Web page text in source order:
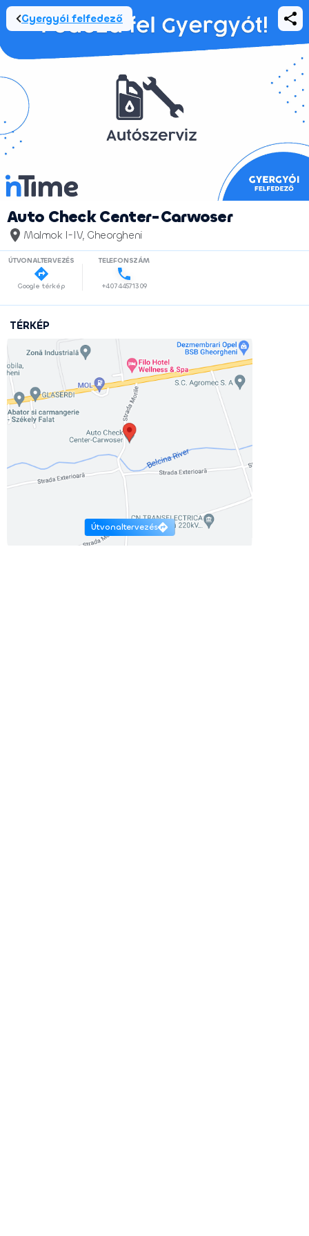
Gyergyói felfedező
Auto Check Center-Carwoser
Malmok I-IV, Gheorgheni
ÚTVONALTERVEZÉS
Google térkép
TELEFONSZÁM
+40744571309
TÉRKÉP
Útvonaltervezés